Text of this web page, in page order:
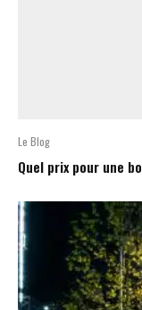
Le Blog
Quel prix pour une